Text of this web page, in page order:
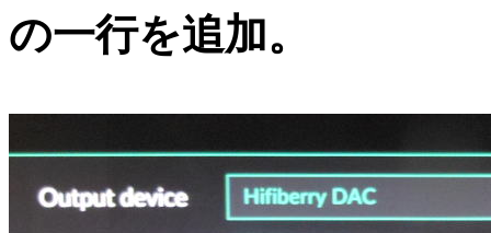
の一行を追加。